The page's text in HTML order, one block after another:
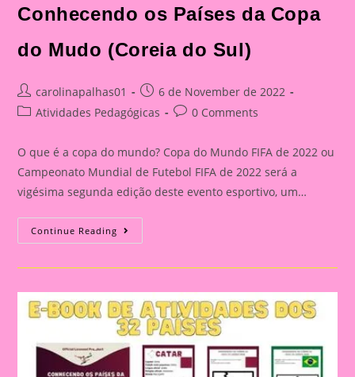
Conhecendo os Países da Copa
do Mudo (Coreia do Sul)
Post
author:
carolinapalhas01
Post
published:
6 de November de 2022
PostAtividades Pedagógicas
Post0 Comments
O que é a copa do mundo? Copa do Mundo FIFA de 2022 ou
Campeonato Mundial de Futebol FIFA de 2022 será a
vigésima segunda edição deste evento esportivo, um…
Continue Reading Conhecendo
Os
Da
Mudo
(Coreia
Do
Sul)